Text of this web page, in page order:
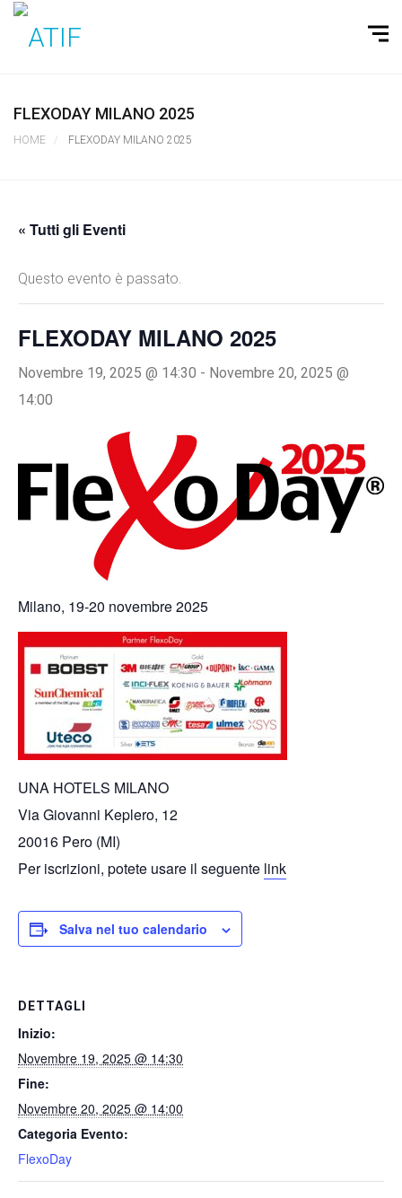
FLEXODAY MILANO 2025
HOME FLEXODAY MILANO 2025
« Tutti gli Eventi
Questo evento è passato.
FLEXODAY MILANO 2025
Novembre 19, 2025 @ 14:30 - Novembre 20, 2025 @
14:00
Milano, 19-20 novembre 2025
UNA HOTELS MILANO
Via Giovanni Keplero, 12
20016 Pero (MI)
Per iscrizioni, potete usare il seguente link
Salva nel tuo calendario
DETTAGLI
Inizio:
Novembre 19, 2025 @ 14:30
Fine:
Novembre 20, 2025 @ 14:00
Categoria Evento:
FlexoDay